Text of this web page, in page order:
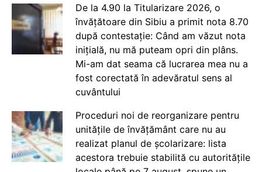
De la 4.90 la Titularizare 2026, o
învățătoare din Sibiu a primit nota 8.70
după contestație: Când am văzut nota
inițială, nu mă puteam opri din plâns.
Mi-am dat seama că lucrarea mea nu a
fost corectată în adevăratul sens al
cuvântului
Proceduri noi de reorganizare pentru
unitățile de învățământ care nu au
realizat planul de școlarizare: lista
acestora trebuie stabilită cu autoritățile